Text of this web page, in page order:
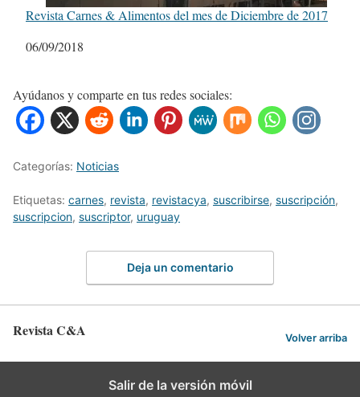
Revista Carnes & Alimentos del mes de Diciembre de 2017
Fecha
06/09/2018
Ayúdanos y comparte en tus redes sociales:
Categorías: Noticias
Etiquetas: carnes, revista, revistacya, suscribirse, suscripción,
suscripcion, suscriptor, uruguay
Deja un comentario
Revista C&A Volver arriba
Salir de la versión móvil